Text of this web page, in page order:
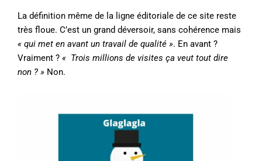
La définition même de la ligne éditoriale de ce site reste
très floue. C’est un grand déversoir, sans cohérence mais
« qui met en avant un travail de qualité ». En avant ?
Vraiment ? « Trois millions de visites ça veut tout dire
non ? » Non.